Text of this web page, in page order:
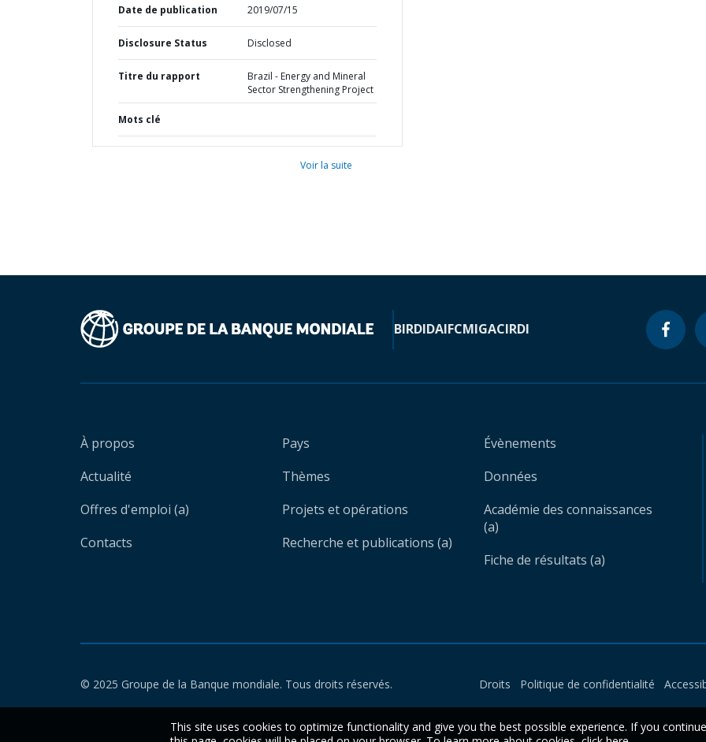
Date de publication 2019/07/15
Disclosure Status Disclosed
Titre du rapport
Brazil - Energy and Mineral
Sector Strengthening Project
Mots clé
Voir la suite
BIRDIDAIFCMIGACIRDI
À propos
Actualité
Offres d'emploi (a)
Contacts
Pays
Thèmes
Projets et opérations
Recherche et publications (a)
Évènements
Données
Académie des connaissances
(a)
Fiche de résultats (a)
© 2025 Groupe de la Banque mondiale. Tous droits réservés. Droits Politique de confidentialité
This site uses cookies to optimize functionality and give you the best possible experience. If you